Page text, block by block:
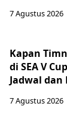
7 Agustus 2026
Kapan
di SEA V
Jadwal
7 Agustus 2026